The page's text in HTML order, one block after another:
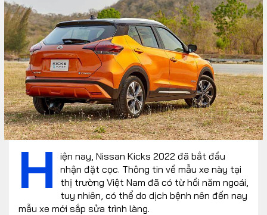
H
iện nay, Nissan Kicks 2022 đã bắt đầu
nhận đặt cọc. Thông tin về mẫu xe này tại
thị trường Việt Nam đã có từ hồi năm ngoái,
tuy nhiên, có thể do dịch bệnh nên đến nay
mẫu xe mới sắp sửa trình làng.